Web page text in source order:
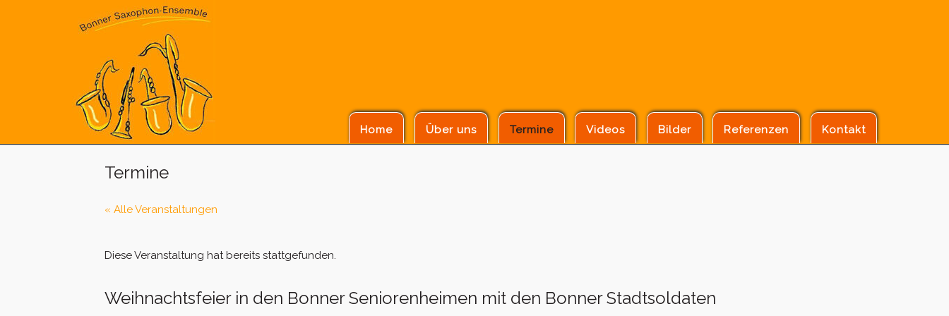
Home Über uns Termine Videos Bilder Referenzen Kontakt
Termine
« Alle Veranstaltungen
Diese Veranstaltung hat bereits stattgefunden.
Weihnachtsfeier in den Bonner Seniorenheimen mit den Bonner Stadtsoldaten